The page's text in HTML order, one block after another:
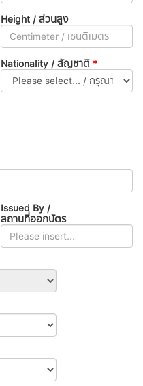
Height / ส่วนสูง
Nationality / สัญชาติ *
Issued By /
สถานที่ออกบัตร